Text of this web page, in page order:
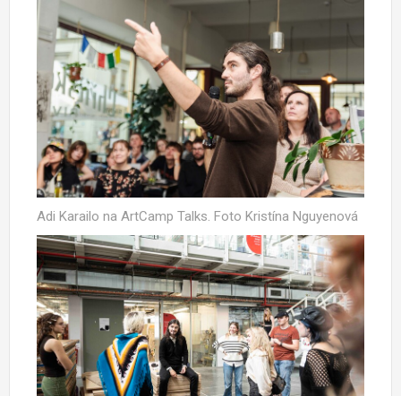
Adi Karailo na ArtCamp Talks. Foto Kristína Nguyenová